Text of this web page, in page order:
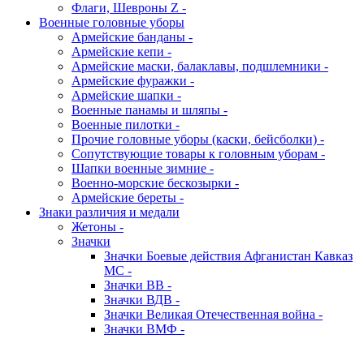
Флаги, Шевроны Z -
Военные головные уборы
Армейские банданы -
Армейские кепи -
Армейские маски, балаклавы, подшлемники -
Армейские фуражки -
Армейские шапки -
Военные панамы и шляпы -
Военные пилотки -
Прочие головные уборы (каски, бейсболки) -
Сопутствующие товары к головным уборам -
Шапки военные зимние -
Военно-морские бескозырки -
Армейские береты -
Знаки различия и медали
Жетоны -
Значки
Значки Боевые действия Афганистан Кавказ
МС -
Значки ВВ -
Значки ВДВ -
Значки Великая Отечественная война -
Значки ВМФ -